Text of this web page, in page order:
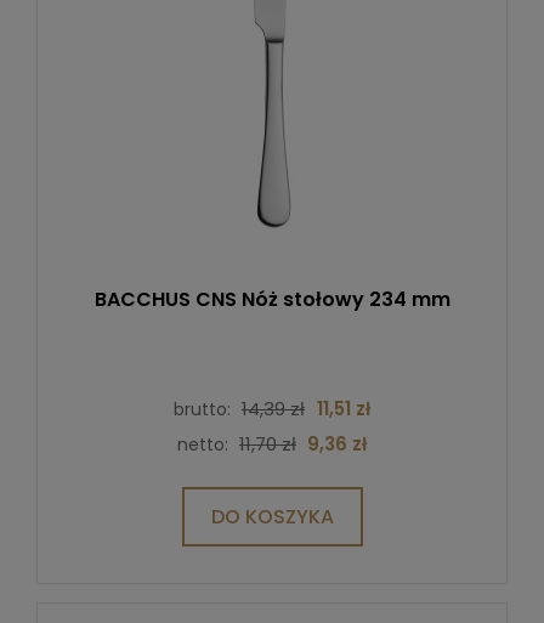
BACCHUS CNS Nóż stołowy 234 mm
brutto: 14,39 zł 11,51 zł
netto: 11,70 zł 9,36 zł
DO KOSZYKA